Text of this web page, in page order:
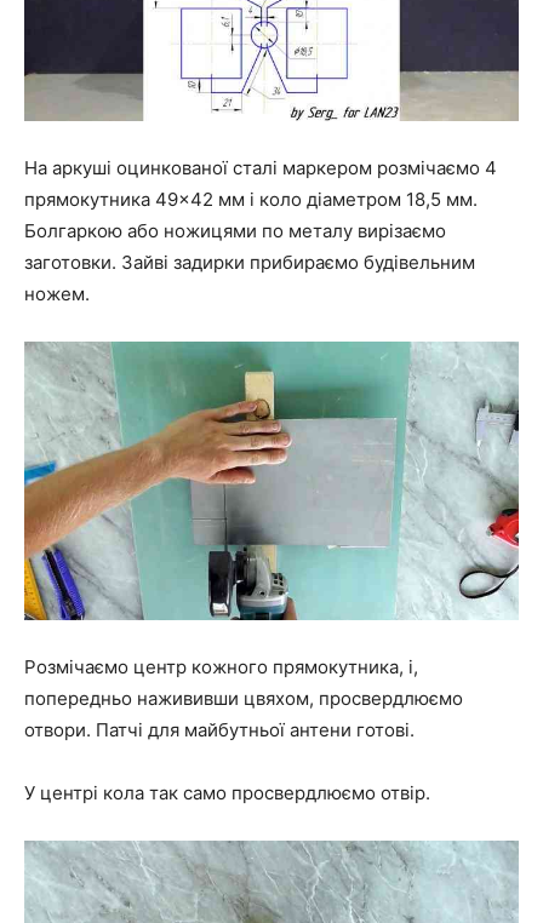
На аркуші оцинкованої сталі маркером розмічаємо 4
прямокутника 49×42 мм і коло діаметром 18,5 мм.
Болгаркою або ножицями по металу вирізаємо
заготовки. Зайві задирки прибираємо будівельним
ножем.
Розмічаємо центр кожного прямокутника, і,
попередньо нажививши цвяхом, просвердлюємо
отвори. Патчі для майбутньої антени готові.
У центрі кола так само просвердлюємо отвір.